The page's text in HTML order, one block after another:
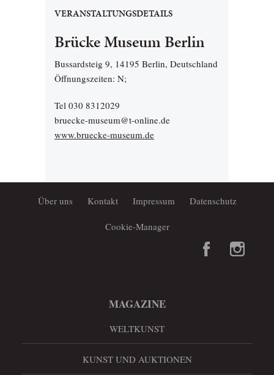
VERANSTALTUNGSDETAILS
Brücke Museum Berlin
Bussardsteig 9, 14195 Berlin, Deutschland
Öffnungszeiten: N;
Tel 030 8312029
bruecke-museum@t-online.de
www.bruecke-museum.de
Über uns Kontakt Impressum Datenschutz
Cookie-Manager
MAGAZINE
WELTKUNST
KUNST UND AUKTIONEN